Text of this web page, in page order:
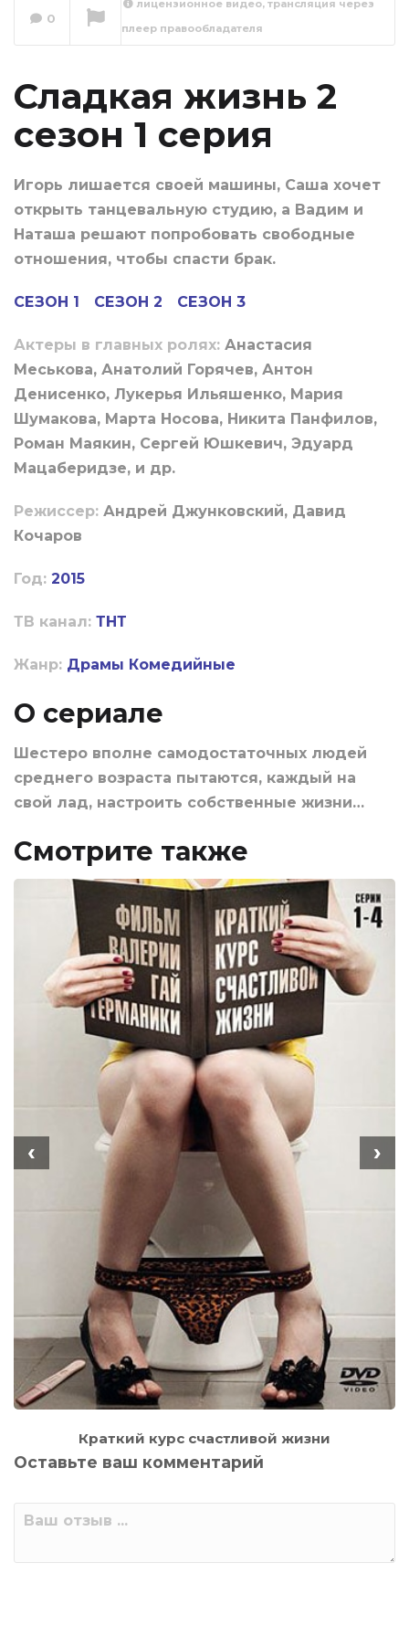
Сладкая жизнь 2
0
лицензионное видео, трансляция через
плеер правообладателя
Сладкая жизнь 2
сезон 1 серия
Игорь лишается своей машины, Саша хочет
открыть танцевальную студию, а Вадим и
Наташа решают попробовать свободные
отношения, чтобы спасти брак.
СЕЗОН 1 СЕЗОН 2 СЕЗОН 3
Актеры в главных ролях: Анастасия
Меськова, Анатолий Горячев, Антон
Денисенко, Лукерья Ильяшенко, Мария
Шумакова, Марта Носова, Никита Панфилов,
Роман Маякин, Сергей Юшкевич, Эдуард
Мацаберидзе, и др.
Режиссер: Андрей Джунковский, Давид
Кочаров
Год: 2015
ТВ канал: ТНТ
Жанр: Драмы Комедийные
О сериале
Шестеро вполне самодостаточных людей
среднего возраста пытаются, каждый на
свой лад, настроить собственные жизни…
Смотрите также
Краткий курс счастливой жизни
‹ ›
Оставьте ваш комментарий